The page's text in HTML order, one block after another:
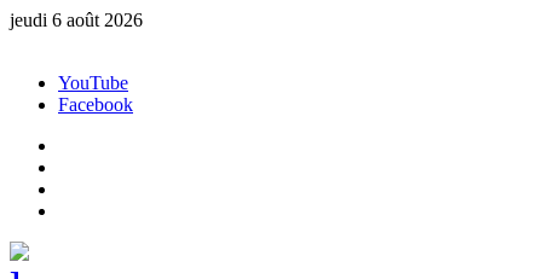
jeudi 6 août 2026
YouTube
Facebook